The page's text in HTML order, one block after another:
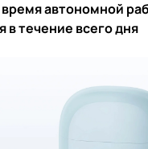
автономной
в течение всего дня